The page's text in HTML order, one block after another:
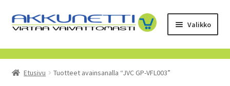
Siirry
navigointiin
Siirry
sisältöön
Valikko
Kauppa
Tietoa meistä
Etusivu Tuotteet avainsanalla “JVC GP-VFL003”